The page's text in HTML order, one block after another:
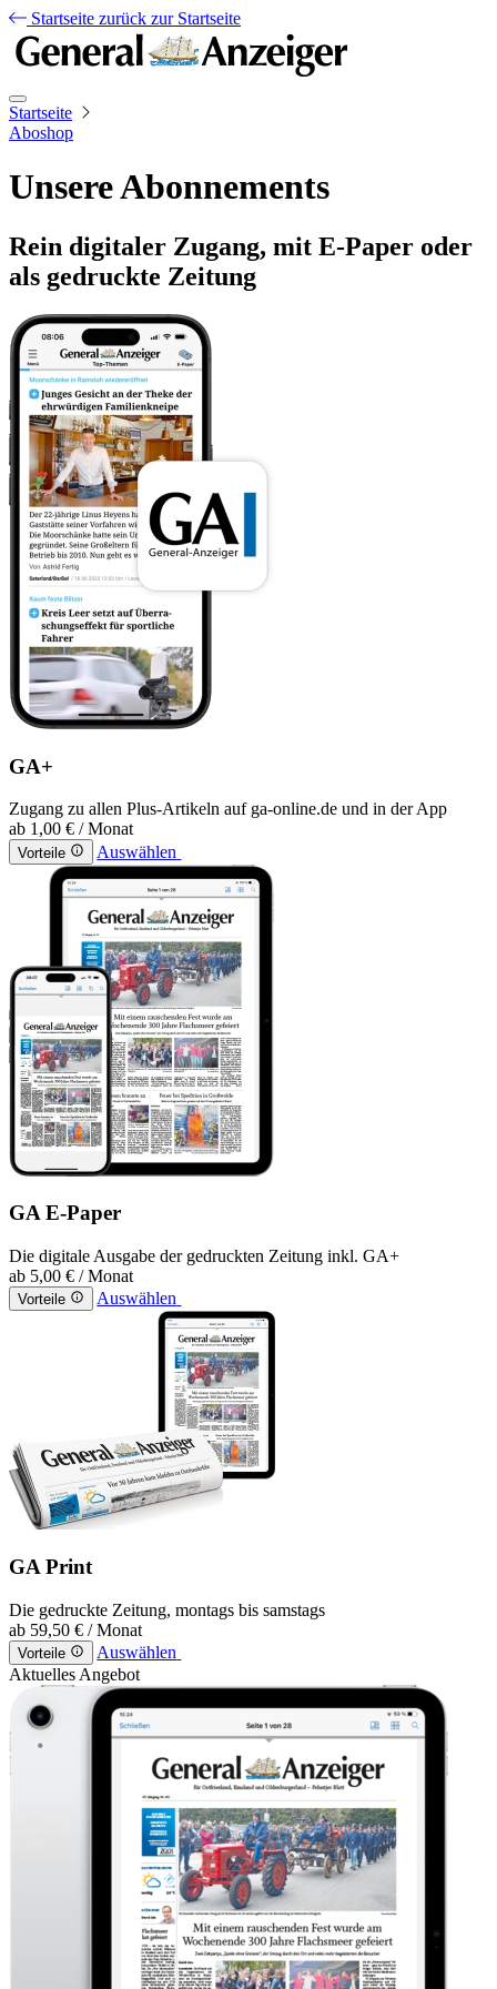
Startseite zurück zur Startseite
Startseite
Aboshop
Unsere Abonnements
Rein digitaler Zugang, mit E-Paper oder
als gedruckte Zeitung
GA+
Zugang zu allen Plus-Artikeln auf ga-online.de und in der App
ab 1,00 € / Monat
Vorteile Auswählen
GA E-Paper
Die digitale Ausgabe der gedruckten Zeitung inkl. GA+
ab 5,00 € / Monat
Vorteile Auswählen
GA Print
Die gedruckte Zeitung, montags bis samstags
ab 59,50 € / Monat
Vorteile
Auswählen
Aktuelles Angebot